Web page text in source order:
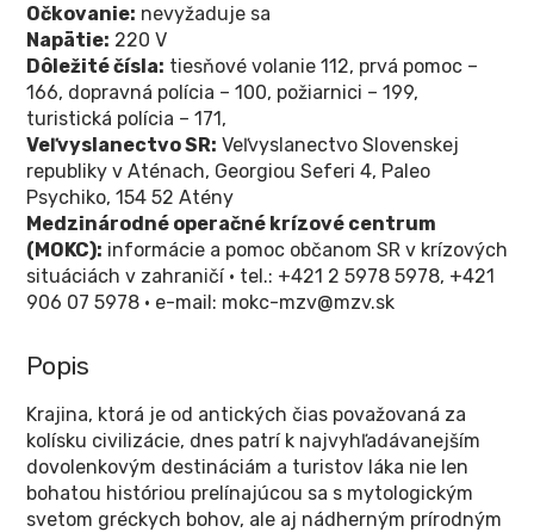
Očkovanie: nevyžaduje sa
Napätie: 220 V
Dôležité čísla: tiesňové volanie 112, prvá pomoc –
166, dopravná polícia – 100, požiarnici – 199,
turistická polícia – 171,
Veľvyslanectvo SR: Veľvyslanectvo Slovenskej
republiky v Aténach, Georgiou Seferi 4, Paleo
Psychiko, 154 52 Atény
Medzinárodné operačné krízové centrum
(MOKC): informácie a pomoc občanom SR v krízových
situáciách v zahraničí • tel.: +421 2 5978 5978, +421
906 07 5978 • e-mail: mokc-mzv@mzv.sk
Popis
Krajina, ktorá je od antických čias považovaná za
kolísku civilizácie, dnes patrí k najvyhľadávanejším
dovolenkovým destináciám a turistov láka nie len
bohatou históriou prelínajúcou sa s mytologickým
svetom gréckych bohov, ale aj nádherným prírodným